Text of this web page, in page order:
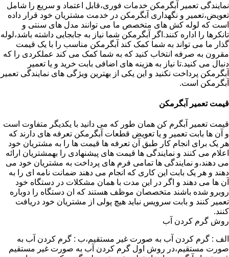
نمایندگی تعمیر آبگرمکن خدمات فوری،قابل اعتماد و سریع را شامل
تعویض،تعمیر و نگهداری آبگرمکن در خدمت مشتریان خود قرار داده
است که لوله کش های متخصص ما می توانند مدل های سنتی و
تانکرها را اداره کنند.اگر آبگرمکن شما نیاز به جابجایی داشته باشد،لوله
گذار ما می تواند به شما کمک کند آبگرمکن مناسب را با یک قیمت
مقرون به صرفه انتخاب کنید که به شما کمک می کند عملکردی را که
دنبال می کنید.تا نیاز به هزینه های اضافی بابت خرید و یا تعمیر
آبگرمکن پرداخت نکنید و این یکی از بهترین ویژگی های نمایندگی تعمیر
آبگرمکن است.
قیمت تعمیر آبگرمکن
قیمت تعمیر آبگرم کن همان طور که می دانید با یکدیگر متفاوت است
و آن ها بابت تعمیر و یا تعویض قطعات آبگرمکن تعرفه های دارند که
هر یک برای انجام کار طبق آن تعرفه ها قیمت ها را به مشتریان خود
اعلام می کنند و نمایندگی ها قیمت های پیشنهادی را بهمشتریان ارائه
می دهند،و نمایندگی ها تمامی فرم های پرداخت به مشتریان خود می
دهند و هر یک بابت این کاری که انجام می دهند ضمانت نامه ای را به
آن ها می دهند و اگر در این مدت با همان مشکلات در دستگاه خود
روبرو شده باشند متخصصان موظف هستند که ان دستگاه را دوباره
تعمیر کنند و بابت سرویس نباید هیچ پولی از مشتریان خود دریافت
کنند.
روش گرم کردن آب
الف : گرم کردن آب به صورت غیر مستقیم،ب : گرم کردن آب به
صورت مستقیم،در روش اول گرم کردن آب به صورت غیر مستقیم